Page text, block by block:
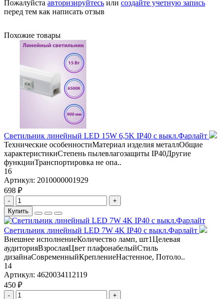
Пожалуйста авторизируйтесь или создайте учетную запись
перед тем как написать отзыв
Похожие товары
Светильник линейный LED 15W 6,5K IP40 с выкл.Фарлайт
Технические особенностиМатериал изделия металлОбщие
характеристикиСтепень пылевлагозащиты IP40Другие
функцииТранспортировка не опа..
16
Артикул: 2010000001929
698 ₽
-
+
Купить
Светильник линейный LED 7W 4K IP40 с выкл.Фарлайт
Внешнее исполнениеКоличество ламп, шт1Целевая
аудиторияВзрослаяЦвет плафонабелыйСтиль
дизайнаСовременныйКреплениеНастенное, Потоло..
14
Артикул: 4620034112119
450 ₽
-
+